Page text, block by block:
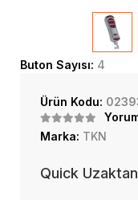
Buton Sayısı: 4
Ürün Kodu:
Marka: TKN
Quick